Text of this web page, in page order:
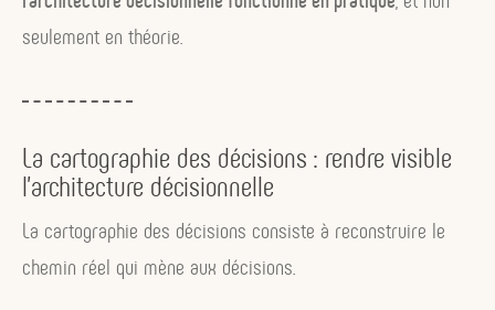
seulement en théorie.
La cartographie des décisions : rendre visible
l’architecture décisionnelle
La cartographie des décisions consiste à reconstruire le
chemin réel qui mène aux décisions.